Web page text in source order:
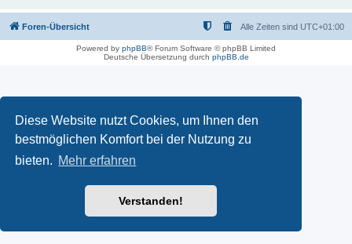
Diese Website nutzt Cookies, um Ihnen den
bestmöglichen Komfort bei der Nutzung zu
bieten. Mehr erfahren
Verstanden!
Foren-Übersicht Alle Zeiten sind UTC+01:00
Powered by phpBB® Forum Software © phpBB Limited
Deutsche Übersetzung durch phpBB.de